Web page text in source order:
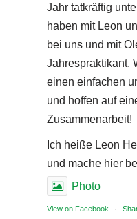
Jahr tatkräftig
haben mit Leon
bei uns und mit
Jahrespraktikant.
einen einfachen
und hoffen auf
Zusammenarbeit!
Ich heiße Leon
und mache hier
Photo
View on Facebook ·